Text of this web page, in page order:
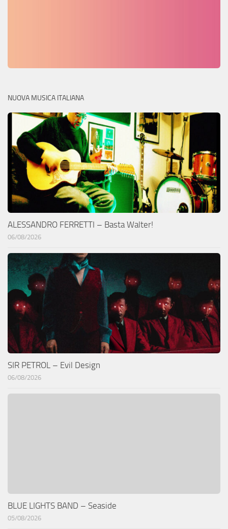
NUOVA MUSICA ITALIANA
ALESSANDRO FERRETTI – Basta Walter!
06/08/2026
SIR PETROL – Evil Design
06/08/2026
BLUE LIGHTS BAND – Seaside
05/08/2026